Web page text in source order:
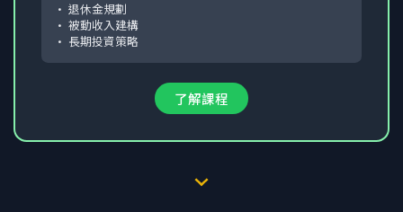
• 退休金規劃
• 被動收入建構
• 長期投資策略
了解課程